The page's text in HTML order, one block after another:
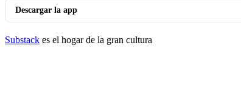
Descargar la app
Substack es el hogar de la gran cultura